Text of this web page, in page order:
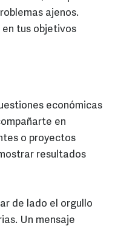
ajenos.
tus objetivos
económicas
en
o proyectos
resultados
de lado el orgullo
Un mensaje